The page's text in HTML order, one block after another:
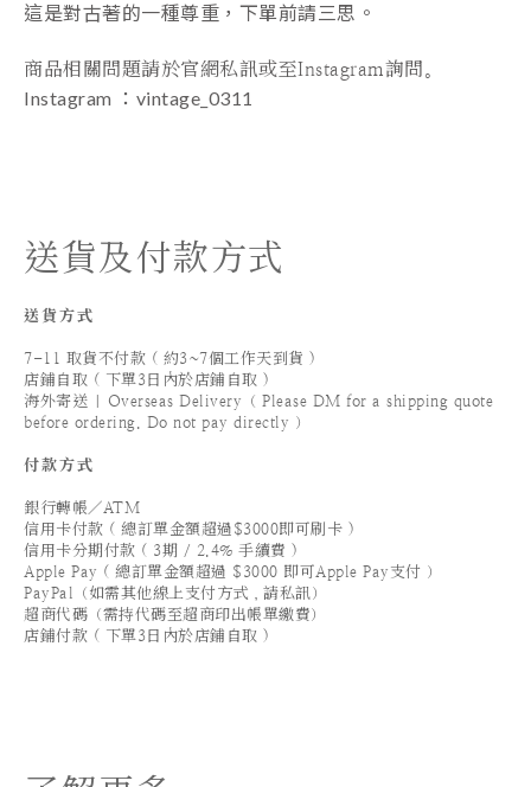
這是對古著的一種尊重，下單前請三思。
商品相關問題請於官網私訊或至Instagram詢問。
Instagram ：vintage_0311
送貨及付款方式
送貨方式
7-11 取貨不付款 ( 約3~7個工作天到貨 )
店鋪自取 ( 下單3日內於店鋪自取 )
海外寄送 | Overseas Delivery（ Please DM for a shipping quote
before ordering. Do not pay directly ）
付款方式
銀行轉帳／ATM
信用卡付款 ( 總訂單金額超過$3000即可刷卡 )
信用卡分期付款 ( 3期 / 2.4% 手續費 )
Apple Pay ( 總訂單金額超過 $3000 即可Apple Pay支付 ）
PayPal（如需其他線上支付方式，請私訊）
超商代碼（需持代碼至超商印出帳單繳費）
店鋪付款 ( 下單3日內於店鋪自取 )